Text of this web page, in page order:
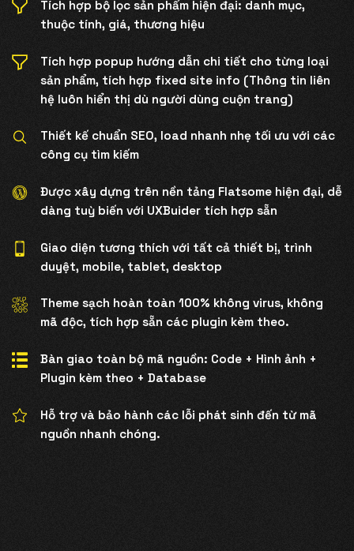
Tích hợp bộ lọc sản phẩm hiện đại: danh mục,
thuộc tính, giá, thương hiệu
Tích hợp popup hướng dẫn chi tiết cho từng loại
sản phẩm, tích hợp fixed site info (Thông tin liên
hệ luôn hiển thị dù người dùng cuộn trang)
Thiết kế chuẩn SEO, load nhanh nhẹ tối ưu với các
công cụ tìm kiếm
Được xây dựng trên nền tảng Flatsome hiện đại, dễ
dàng tuỳ biến với UXBuider tích hợp sẵn
Giao diện tương thích với tất cả thiết bị, trình
duyệt, mobile, tablet, desktop
Theme sạch hoàn toàn 100% không virus, không
mã độc, tích hợp sẵn các plugin kèm theo.
Bàn giao toàn bộ mã nguồn: Code + Hình ảnh +
Plugin kèm theo + Database
Hỗ trợ và bảo hành các lỗi phát sinh đến từ mã
nguồn nhanh chóng.